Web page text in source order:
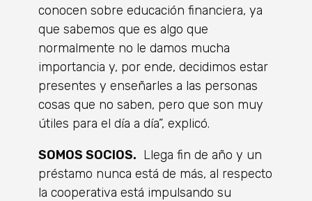
conocen sobre educación financiera, ya
que sabemos que es algo que
normalmente no le damos mucha
importancia y, por ende, decidimos estar
presentes y enseñarles a las personas
cosas que no saben, pero que son muy
útiles para el día a día”, explicó.
SOMOS SOCIOS. Llega fin de año y un
préstamo nunca está de más, al respecto
la cooperativa está impulsando su